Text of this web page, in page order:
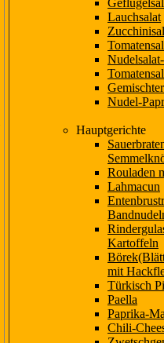
Lauchsalat
Nudel-
Hauptgerichte
Rouladen
Lahmacun
Kartoffeln
mit
Türkisch
Paella
Paprika-
Chili-